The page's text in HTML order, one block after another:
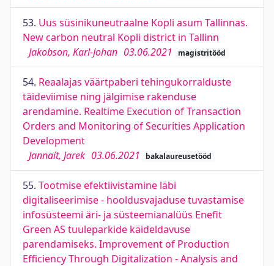
53. Uus süsinikuneutraalne Kopli asum Tallinnas.
New carbon neutral Kopli district in Tallinn
Jakobson, Karl-Johan 03.06.2021 magistritööd
54. Reaalajas väärtpaberi tehingukorralduste
täideviimise ning jälgimise rakenduse
arendamine. Realtime Execution of Transaction
Orders and Monitoring of Securities Application
Development
Jannait, Jarek 03.06.2021 bakalaureusetööd
55. Tootmise efektiivistamine läbi
digitaliseerimise - hooldusvajaduse tuvastamise
infosüsteemi äri- ja süsteemianalüüs Enefit
Green AS tuuleparkide käideldavuse
parendamiseks. Improvement of Production
Efficiency Through Digitalization - Analysis and